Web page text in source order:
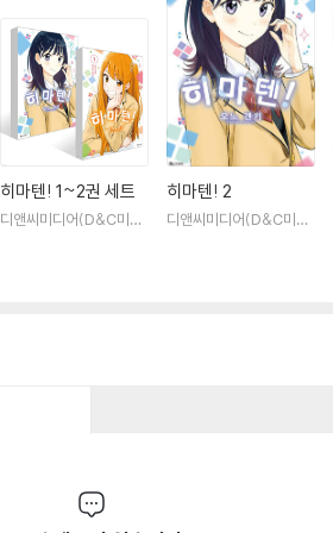
히마텐! 1~2권 세트
디앤씨미디어(D&C미디
히마텐! 2
디앤씨미디어(D&C미디